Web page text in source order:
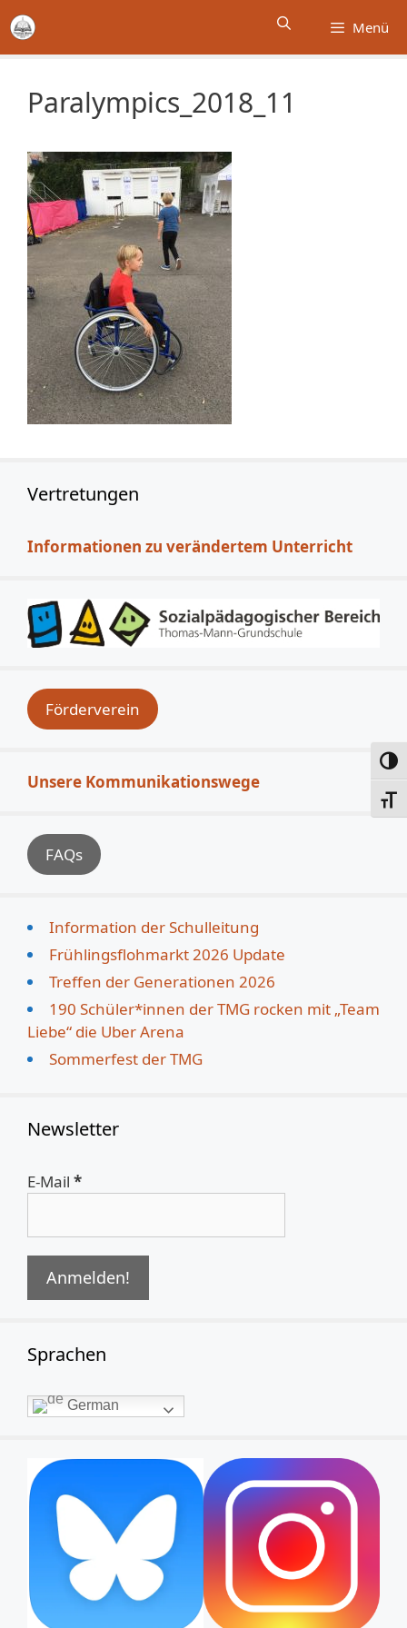
Zum
Inhalt
springen
Menü
Paralympics_2018_11
Vertretungen
Informationen zu verändertem Unterricht
Förderverein
Unsere Kommunikationswege
FAQs
Information der Schulleitung
Frühlingsflohmarkt 2026 Update
Treffen der Generationen 2026
190 Schüler*innen der TMG rocken mit „Team
Liebe“ die Uber Arena
Sommerfest der TMG
Newsletter
E-Mail *
Sprachen
German